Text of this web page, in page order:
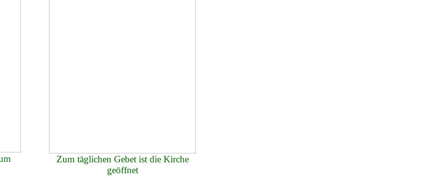
Zum täglichen Gebet ist die Kirche
geöffnet